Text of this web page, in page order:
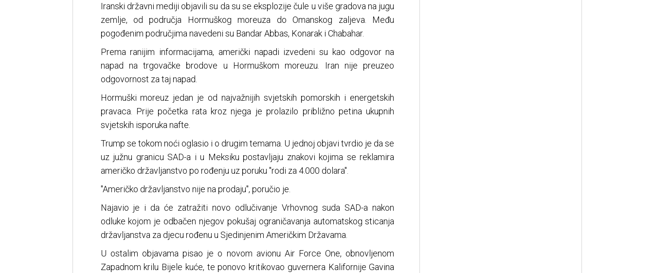
Iranski državni mediji objavili su da su se eksplozije čule u više gradova na jugu
zemlje, od područja Hormuškog moreuza do Omanskog zaljeva. Među
pogođenim područjima navedeni su Bandar Abbas, Konarak i Chabahar.
Prema ranijim informacijama, američki napadi izvedeni su kao odgovor na
napad na trgovačke brodove u Hormuškom moreuzu. Iran nije preuzeo
odgovornost za taj napad.
Hormuški moreuz jedan je od najvažnijih svjetskih pomorskih i energetskih
pravaca. Prije početka rata kroz njega je prolazilo približno petina ukupnih
svjetskih isporuka nafte.
Trump se tokom noći oglasio i o drugim temama. U jednoj objavi tvrdio je da se
uz južnu granicu SAD-a i u Meksiku postavljaju znakovi kojima se reklamira
američko državljanstvo po rođenju uz poruku "rodi za 4.000 dolara".
"Američko državljanstvo nije na prodaju", poručio je.
Najavio je i da će zatražiti novo odlučivanje Vrhovnog suda SAD-a nakon
odluke kojom je odbačen njegov pokušaj ograničavanja automatskog sticanja
državljanstva za djecu rođenu u Sjedinjenim Američkim Državama.
U ostalim objavama pisao je o novom avionu Air Force One, obnovljenom
Zapadnom krilu Bijele kuće, te ponovo kritikovao guvernera Kalifornije Gavina